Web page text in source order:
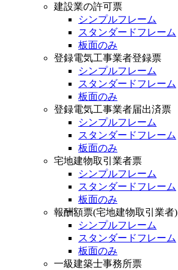
建設業の許可票
シンプルフレーム
スタンダードフレーム
板面のみ
登録電気工事業者登録票
シンプルフレーム
スタンダードフレーム
板面のみ
登録電気工事業者届出済票
シンプルフレーム
スタンダードフレーム
板面のみ
宅地建物取引業者票
シンプルフレーム
スタンダードフレーム
板面のみ
報酬額票(宅地建物取引業者)
シンプルフレーム
スタンダードフレーム
板面のみ
一級建築士事務所票